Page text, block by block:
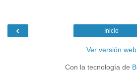
‹ Inicio
Ver versión web
Con la tecnología de